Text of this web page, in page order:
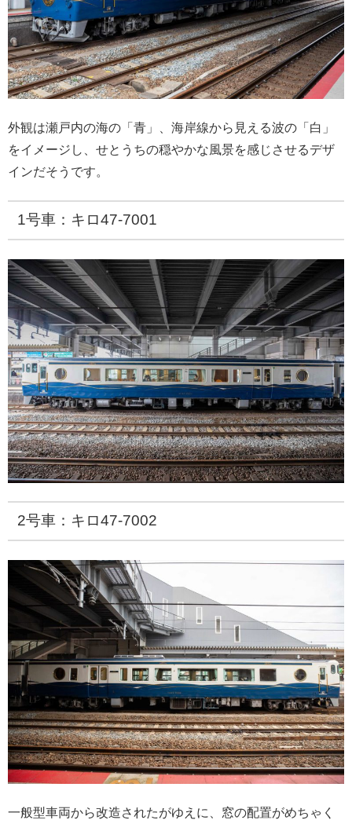
外観は瀬戸内の海の「青」、海岸線から見える波の「白」
をイメージし、せとうちの穏やかな風景を感じさせるデザ
インだそうです。
1号車：キロ47-7001
2号車：キロ47-7002
一般型車両から改造されたがゆえに、窓の配置がめちゃく